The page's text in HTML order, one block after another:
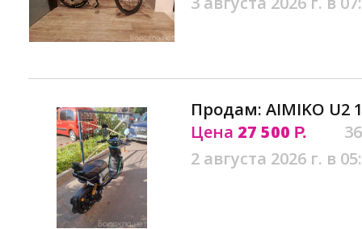
Продам: AIMIKO U2
Цена 27 500 Р.
2 августа 2026 г. в